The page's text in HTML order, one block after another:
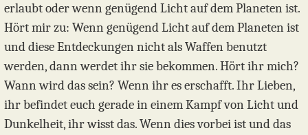
erlaubt oder wenn genügend Licht auf dem Planeten ist.
Hört mir zu: Wenn genügend Licht auf dem Planeten ist
und diese Entdeckungen nicht als Waffen benutzt
werden, dann werdet ihr sie bekommen. Hört ihr mich?
Wann wird das sein? Wenn ihr es erschafft. Ihr Lieben,
ihr befindet euch gerade in einem Kampf von Licht und
Dunkelheit, ihr wisst das. Wenn dies vorbei ist und das